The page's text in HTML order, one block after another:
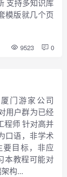
支持多知识库
模版就几个页
9523 0
门游家公司
用户群为已经
程师 针对高并
口语，非学术
目标，非应
本教程可能对
构...